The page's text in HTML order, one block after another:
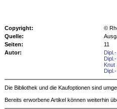
Copyright:
©
Quelle:
Seiten:
11
Autor:
Die Bibliothek und die Kaufoptionen sind
Bereits erworbene Artikel können weiterhin